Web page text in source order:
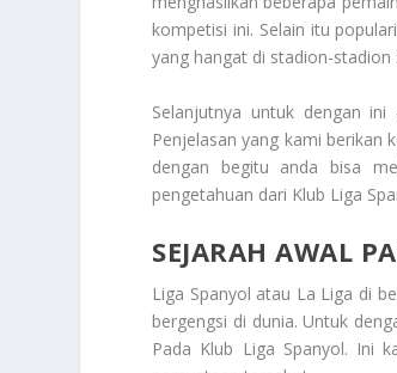
kompetisi ini. Selain itu
yang hangat di stadion-stadion
Selanjutnya untuk dengan
Penjelasan yang kami berikan
dengan begitu anda bisa
pengetahuan dari Klub Liga
SEJARAH AWAL
Liga Spanyol atau La Liga di
bergengsi di dunia. Untuk
Pada Klub Liga Spanyol. Ini